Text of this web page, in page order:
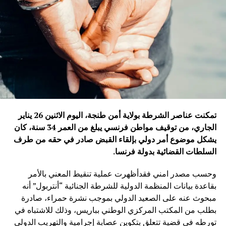
تمكنت عناصر الشرطة بولاية أمن طنجة، اليوم الاثنين 26 يناير
الجاري، من توقيف مواطن فرنسي يبلغ من العمر 34 سنة، كان
يشكل موضوع أمر دولي بإلقاء القبض صادر في حقه من طرف
السلطات القضائية بدولة فرنسا.
وحسب مصدر امني فقدأظهرت عملية تنقيط المعني بالأمر
بقاعدة بيانات المنظمة الدولية للشرطة الجنائية “أنتربول” أنه
مبحوث عنه على الصعيد الدولي بموجب نشرة حمراء، صادرة
بطلب من المكتب المركزي الوطني بباريس، وذلك للاشتباه في
تورطه في قضية تتعلق بتكوين عصابة إجرامية والتهريب الدولي